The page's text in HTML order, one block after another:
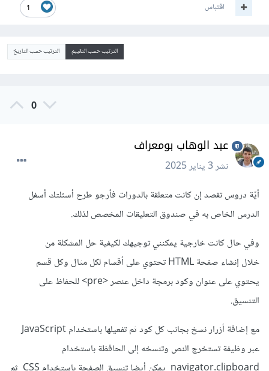
1 اقتباس
الترتيب حسب التقييم الترتيب حسب التاريخ
0
عبد الوهاب بومعراف
نشر3 يناير 2025
أيّة دروس تقصد إن كانت متعلقة بالدورات فأرجو طرح أسئلتك أسفل
الدرس الخاص به في صندوق التعليقات المخصص لذلك.
وفي حال كانت خارجية يمكنني توجيهك لكيفية حل المشكلة من
خلال إنشاء صفحة HTML تحتوي على أقسام لكل مثال وكل قسم
يحتوي على عنوان وكود برمجة داخل عنصر <pre> للحفاظ على
التنسيق.
مع إضافة أزرار نسخ بجانب كل كود ثم تفعيلها باستخدام JavaScript
عبر وظيفة تستخرج النص وتنسخه إلى الحافظة باستخدام